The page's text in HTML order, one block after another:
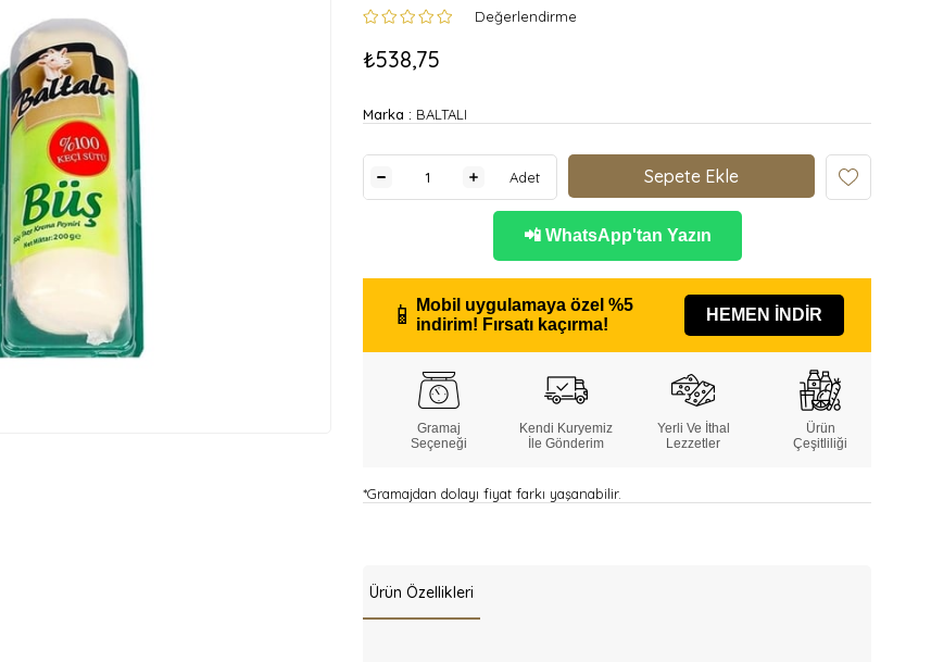
Değerlendirme
₺538,75
Marka : BALTALI
Adet
📲 WhatsApp'tan Yazın
📱 Mobil uygulamaya özel %5
indirim! Fırsatı kaçırma!
HEMEN İNDİR
Gramaj
Seçeneği
Kendi Kuryemiz
İle Gönderim
Yerli Ve İthal
Lezzetler
Ürün
Çeşitliliği
*Gramajdan dolayı fiyat farkı yaşanabilir.
Ürün Özellikleri